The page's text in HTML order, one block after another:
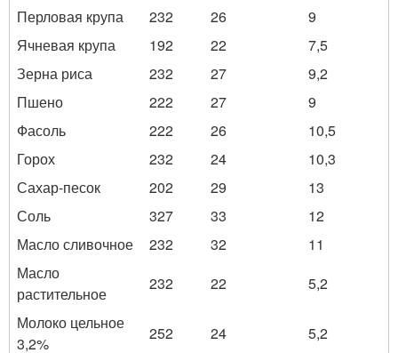
Перловая крупа
232 26
9
Ячневая крупа
192 22
7,5
Зерна риса
232 27
9,2
Пшено
222 27
9
Фасоль
222 26
10,5
Горох
232 24
10,3
Сахар-песок
202 29
13
Соль
327 33
12
Масло сливочное
232 32
11
Масло
растительное
232 22
5,2
Молоко цельное
3,2%
252 24 5,2